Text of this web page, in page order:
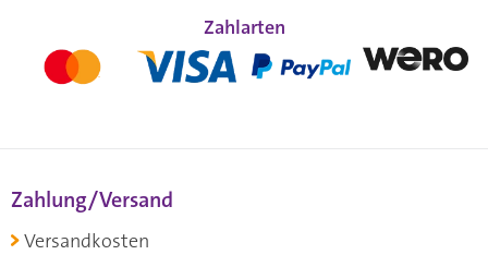
Zahlarten
Zahlung/Versand
Versandkosten